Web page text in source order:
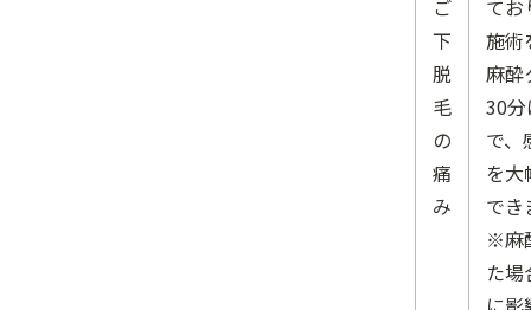
ご
下
脱
毛
の
痛
み
てお
施術
麻酔
30
で、
を大
でき
※麻
た